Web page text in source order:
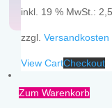
inkl. 19 % MwSt.:
zzgl. Versandkosten
View CartCheckout
Zum Warenkorb